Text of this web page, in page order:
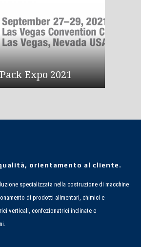
flessibile, preciso ed affidabile.
Expo 2021
orientamento al cliente.
specializzata nella costruzione di macchine
di prodotti alimentari, chimici e
verticali, confezionatrici inclinate e